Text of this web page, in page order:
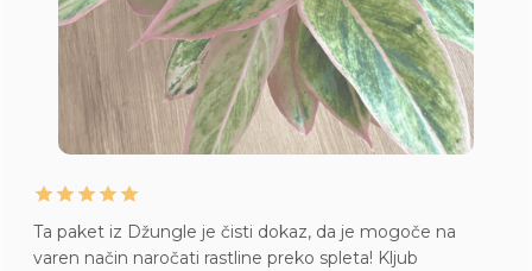
Juhej, danes je prispela pošiljka iz Džungle
. Kako
skrbno zaščitene rože, kako lepi primerki, kakšen vonj po